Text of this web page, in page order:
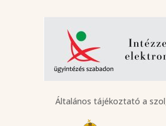
Általános tájékoztató a